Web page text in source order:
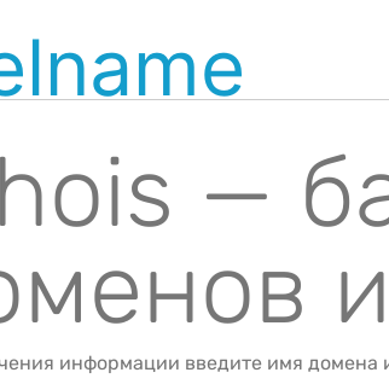
—
информации введите имя домена